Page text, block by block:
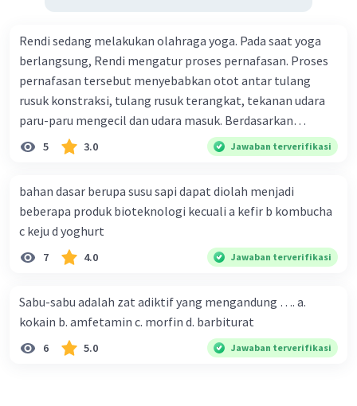
Rendi sedang melakukan olahraga yoga. Pada saat yoga
berlangsung, Rendi mengatur proses pernafasan. Proses
pernafasan tersebut menyebabkan otot antar tulang
rusuk konstraksi, tulang rusuk terangkat, tekanan udara
paru-paru mengecil dan udara masuk. Berdasarkan
informasi tersebut, dapat disimpulkan bahwa Rendi
sedang melakukan proses pernafasan....
5 3.0 Jawaban terverifikasi
bahan dasar berupa susu sapi dapat diolah menjadi
beberapa produk bioteknologi kecuali a kefir b kombucha
c keju d yoghurt
7 4.0 Jawaban terverifikasi
Sabu-sabu adalah zat adiktif yang mengandung …. a.
kokain b. amfetamin c. morfin d. barbiturat
6 5.0 Jawaban terverifikasi